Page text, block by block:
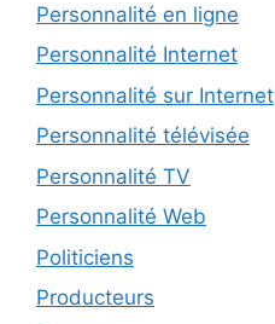
Personnalité en ligne
Personnalité Internet
Personnalité sur Internet
Personnalité télévisée
Personnalité TV
Personnalité Web
Politiciens
Producteurs